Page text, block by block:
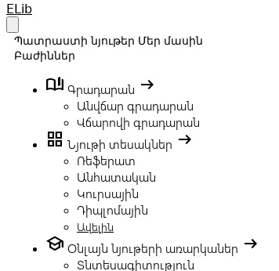
Your Company
ELib
Պատրաստի նյութեր Մեր մասին
Բաժիններ
book_ribbon Գրադարան arrow_right_alt
Անվճար գրադարան
Վճարովի գրադարան
grid_view Նյութի տեսակներ arrow_right_alt
Ռեֆերատ
Անհատական
Կուրսային
Դիպլոմային
Ավելին
school Օնլայն նյութերի առարկաներ arrow_right_alt
Տնտեսագիտություն